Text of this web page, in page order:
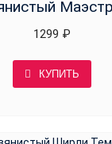
1299 ₽
КУПИТЬ